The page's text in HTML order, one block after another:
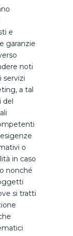
e
garanzie
noti
servizi
a tal
del
o
in caso
nonché
si tratti